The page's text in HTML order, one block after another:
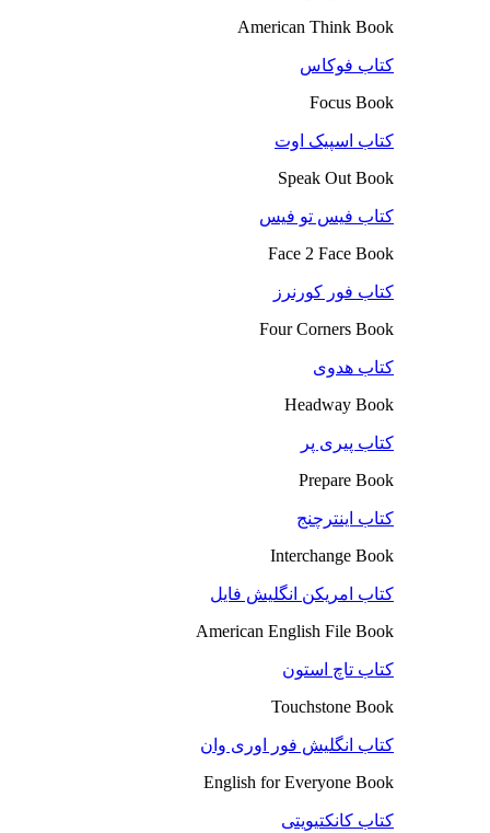
American Think Book
کتاب فوکاس
Focus Book
کتاب اسپیک اوت
Speak Out Book
کتاب فیس تو فیس
Face 2 Face Book
کتاب فور کورنرز
Four Corners Book
کتاب هدوی
Headway Book
کتاب پیری پر
Prepare Book
کتاب اینترچنج
Interchange Book
کتاب امریکن انگلیش فایل
American English File Book
کتاب تاچ استون
Touchstone Book
کتاب انگلیش فور اوری وان
English for Everyone Book
کتاب کانکتیویتی